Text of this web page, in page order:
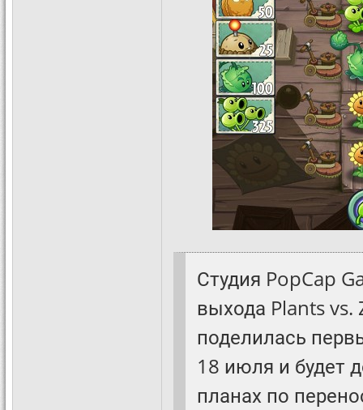
Студия PopCap
выхода Plants vs.
поделилась
18 июля и будет
планах по